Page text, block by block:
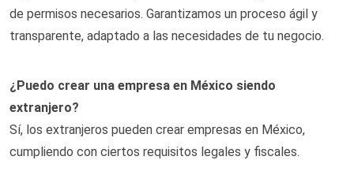
de permisos necesarios. Garantizamos un proceso ágil y
transparente, adaptado a las necesidades de tu negocio.
¿Puedo crear una empresa en México siendo
extranjero?
Sí, los extranjeros pueden crear empresas en México,
cumpliendo con ciertos requisitos legales y fiscales.